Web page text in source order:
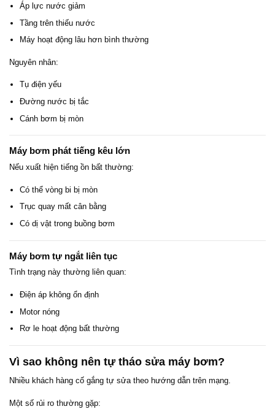
Áp lực nước giảm
Tầng trên thiếu nước
Máy hoạt động lâu hơn bình thường
Nguyên nhân:
Tụ điện yếu
Đường nước bị tắc
Cánh bơm bị mòn
Máy bơm phát tiếng kêu lớn
Nếu xuất hiện tiếng ồn bất thường:
Có thể vòng bi bị mòn
Trục quay mất cân bằng
Có dị vật trong buồng bơm
Máy bơm tự ngắt liên tục
Tình trạng này thường liên quan:
Điện áp không ổn định
Motor nóng
Rơ le hoạt động bất thường
Vì sao không nên tự tháo sửa máy bơm?
Nhiều khách hàng cố gắng tự sửa theo hướng dẫn trên mạng.
Một số rủi ro thường gặp: